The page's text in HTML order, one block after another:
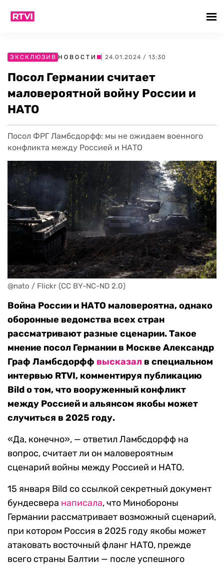
ЭКСКЛЮЗИВ НОВОСТИ | 24.01.2024 / 13:30
Посол Германии считает
маловероятной войну России и
НАТО
Посол ФРГ Ламбсдорфф: мы не ожидаем военного
конфликта между Россией и НАТО
@nato / Flickr (CC BY-NC-ND 2.0)
Война России и НАТО маловероятна, однако
оборонные ведомства всех стран
рассматривают разные сценарии. Такое
мнение посол Германии в Москве Александр
Граф Ламбсдорфф высказал в специальном
интервью RTVI, комментируя публикацию
Bild о том, что вооруженный конфликт
между Россией и альянсом якобы может
случиться в 2025 году.
«Да, конечно», — ответил Ламбсдорфф на
вопрос, считает ли он маловероятным
сценарий войны между Россией и НАТО.
15 января Bild со ссылкой секретный документ
бундесвера написала, что Минобороны
Германии рассматривает возможный сценарий,
при котором Россия в 2025 году якобы может
атаковать восточный фланг НАТО, прежде
всего страны Балтии — после успешного